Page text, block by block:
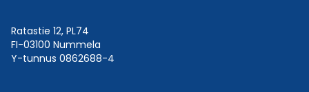
Ratastie 12, PL74
FI-03100 Nummela
Y-tunnus 0862688-4